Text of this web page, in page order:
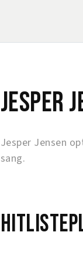
Jesper
Jesper Jensen
sang.